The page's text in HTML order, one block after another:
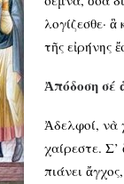
λογίζεσθε·
τῆς εἰρήνης
Ἀπόδοση σέ
Ἀδελφοί, νὰ
χαίρεστε.
πιάνει